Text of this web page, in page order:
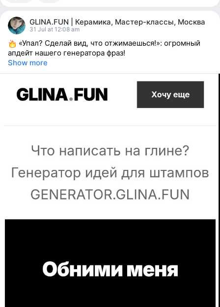
person
reacted GLINA.FUN | Керамика, Мастер-классы, Москва
31 Jul at 12:08 am
«Упал? Сделай вид, что отжимаешься!»: огромный
апдейт нашего генератора фраз!
Show more